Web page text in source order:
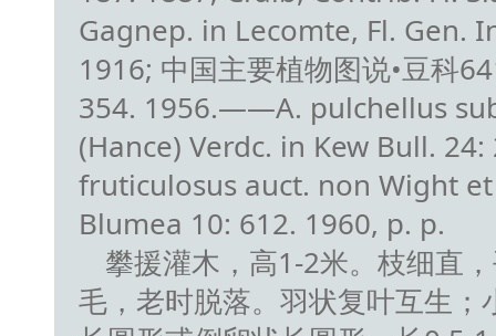
Gagnep. in Lecomte, Fl. Gen.
1916; 中国主要植物图说•豆科
354. 1956.——A. pulchellus
(Hance) Verdc. in Kew Bull.
fruticulosus auct. non Wight
Blumea 10: 612. 1960, p. p.
攀援灌木，高1-2米。枝细直
毛，老时脱落。羽状复叶互生；